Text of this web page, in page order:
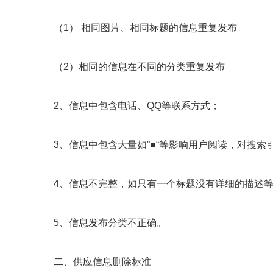
（1） 相同图片、相同标题的信息重复发布
（2）相同的信息在不同的分类重复发布
2、信息中包含电话、QQ等联系方式；
3、信息中包含大量如”■“等影响用户阅读，对搜索
4、信息不完整，如只有一个标题没有详细的描述等
5、信息发布分类不正确。
二、供应信息删除标准